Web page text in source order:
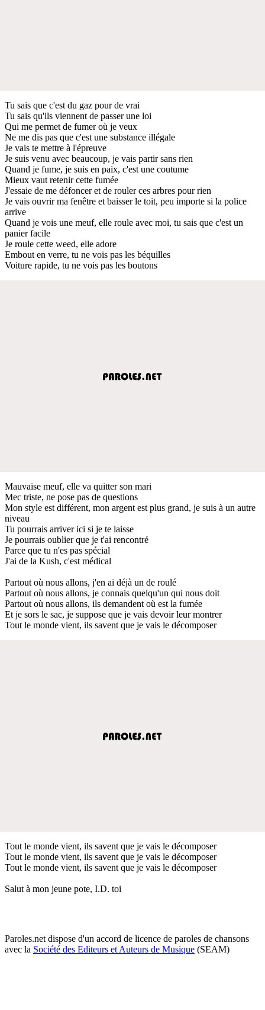
Tu sais que c'est du gaz pour de vrai
Tu sais qu'ils viennent de passer une loi
Qui me permet de fumer où je veux
Ne me dis pas que c'est une substance illégale
Je vais te mettre à l'épreuve
Je suis venu avec beaucoup, je vais partir sans rien
Quand je fume, je suis en paix, c'est une coutume
Mieux vaut retenir cette fumée
J'essaie de me défoncer et de rouler ces arbres pour rien
Je vais ouvrir ma fenêtre et baisser le toit, peu importe si la police
arrive
Quand je vois une meuf, elle roule avec moi, tu sais que c'est un
panier facile
Je roule cette weed, elle adore
Embout en verre, tu ne vois pas les béquilles
Voiture rapide, tu ne vois pas les boutons
Mauvaise meuf, elle va quitter son mari
Mec triste, ne pose pas de questions
Mon style est différent, mon argent est plus grand, je suis à un autre
niveau
Tu pourrais arriver ici si je te laisse
Je pourrais oublier que je t'ai rencontré
Parce que tu n'es pas spécial
J'ai de la Kush, c'est médical
Partout où nous allons, j'en ai déjà un de roulé
Partout où nous allons, je connais quelqu'un qui nous doit
Partout où nous allons, ils demandent où est la fumée
Et je sors le sac, je suppose que je vais devoir leur montrer
Tout le monde vient, ils savent que je vais le décomposer
Tout le monde vient, ils savent que je vais le décomposer
Tout le monde vient, ils savent que je vais le décomposer
Tout le monde vient, ils savent que je vais le décomposer
Salut à mon jeune pote, I.D. toi
Paroles.net dispose d'un accord de licence de paroles de chansons
avec la Société des Editeurs et Auteurs de Musique (SEAM)